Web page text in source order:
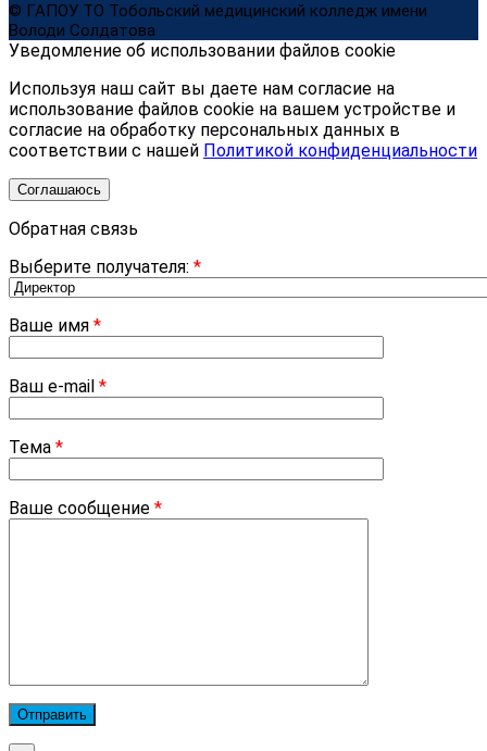
© ГАПОУ ТО Тобольский медицинский колледж имени
Володи Солдатова
Уведомление об использовании файлов cookie
Используя наш сайт вы даете нам согласие на
использование файлов cookie на вашем устройстве и
согласие на обработку персональных данных в
соответствии с нашей Политикой конфиденциальности
Соглашаюсь
Обратная связь
Выберите получателя: *
Ваше имя *
Ваш e-mail *
Тема *
Ваше сообщение *